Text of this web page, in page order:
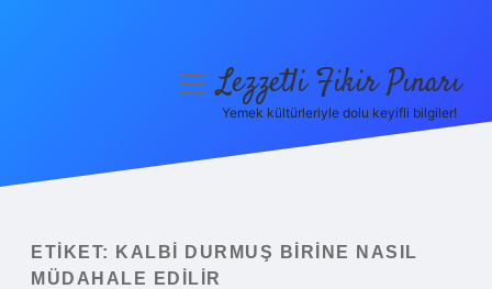
Yasal Uyarı
menüyüLezzetli Fikir Pınarı
Yemek kültürleriyle dolu keyifli bilgiler!
ETIKET:
KALBI DURMUŞ BIRINE NASIL
MÜDAHALE EDILIR